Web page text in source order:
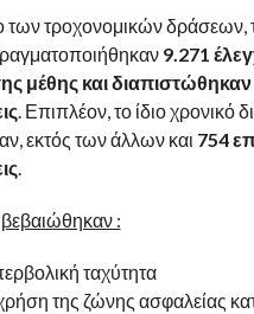
των τροχονομικών δράσεων,
9.271
μέθης και διαπιστώθηκαν
. Επιπλέον, το ίδιο χρονικό
εκτός των άλλων και 754
.
βεβαιώθηκαν :
ταχύτητα
της ζώνης ασφαλείας